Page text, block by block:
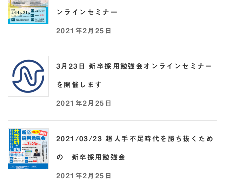
ンラインセミナー
2021年2月25日
3月23日 新卒採用勉強会オンラインセミナー
を開催します
2021年2月25日
2021/03/23 超人手不足時代を勝ち抜くため
の 新卒採用勉強会
2021年2月25日